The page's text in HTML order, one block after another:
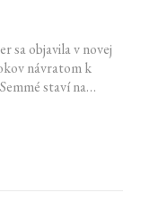
sa objavila v novej
návratom k
staví na
retrospektívu